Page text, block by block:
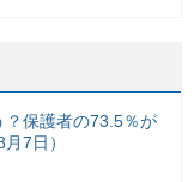
？保護者の73.5％が
7日）